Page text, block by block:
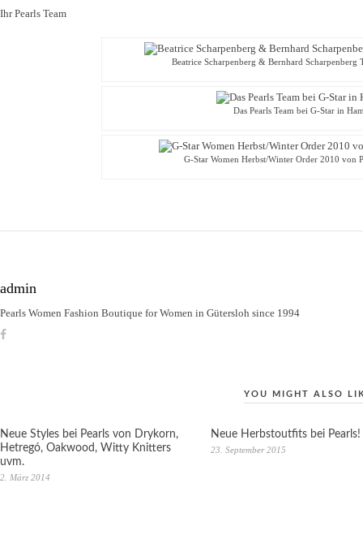
Ihr Pearls Team
Beatrice Scharpenberg & Bernhard Scharpenberg
Das Pearls Team bei G-Star in
G-Star Women Herbst/Winter Order 2010 von
admin
Pearls Women Fashion Boutique for Women in Gütersloh since 1994
YOU MIGHT ALSO
Neue Styles bei Pearls von Drykorn,
Hetregó, Oakwood, Witty Knitters
uvm.
2. März 2014
Neue Herbstoutfits bei Pearls!
23. September 2015